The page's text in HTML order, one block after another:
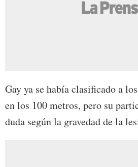
Gay ya se había clasificado a
en los 100 metros, pero su
duda según la gravedad de la